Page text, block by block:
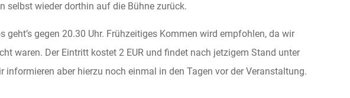
selbst wieder dorthin auf die Bühne zurück.
geht’s gegen 20.30 Uhr. Frühzeitiges Kommen wird empfohlen, da wir
waren. Der Eintritt kostet 2 EUR und findet nach jetzigem Stand unter
informieren aber hierzu noch einmal in den Tagen vor der Veranstaltung.